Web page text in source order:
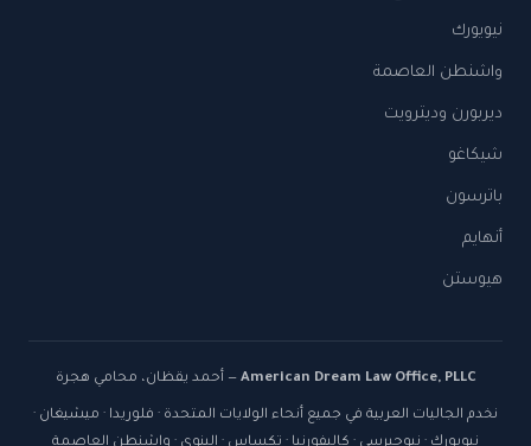
نيويورك
واشنطن العاصمة
ديربورن وديترويت
شيكاغو
باترسون
أنهايم
هيوستن
American Dream Law Office, PLLC — أحمد يقظان، محامي هجرة
نخدم الجاليات العربية في جميع أنحاء الولايات المتحدة · فلوريدا · ميشيغان ·